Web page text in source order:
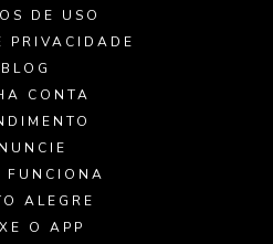
DE USO
PRIVACIDADE
BLOG
CONTA
FUNCIONA
ALEGRE
O APP